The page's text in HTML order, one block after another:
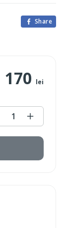
Share
170 lei
1